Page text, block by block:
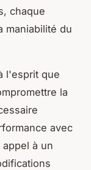
chaque
maniabilité du
l'esprit que
la
avec
à un